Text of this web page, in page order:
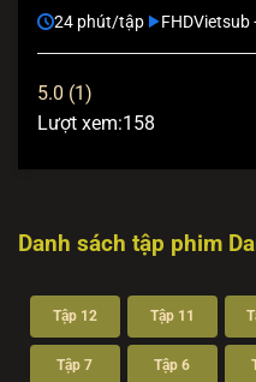
24 phút/tập FHDVietsub
5.0 (1)
Lượt xem:158
Danh sách tập phim
Tập 12 Tập 11
Tập 7 Tập 6